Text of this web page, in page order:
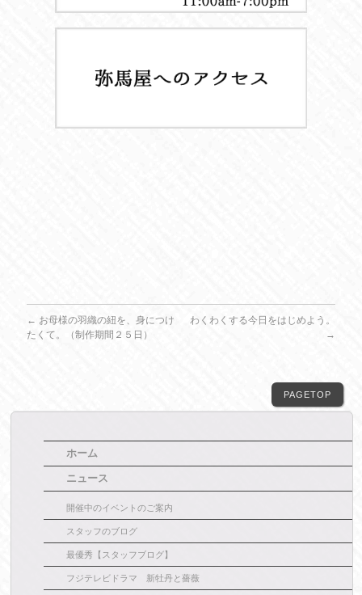
← お母様の羽織の紐を、身につけ
たくて。（制作期間２５日）
わくわくする今日をはじめよう。
→
PAGETOP
ホーム
ニュース
開催中のイベントのご案内
スタッフのブログ
最優秀【スタッフブログ】
フジテレビドラマ 新牡丹と薔薇